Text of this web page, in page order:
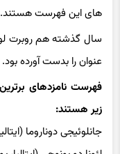
های این فهرست هستند.
سال گذشته هم روبرت
عنوان را بدست آورده بود.
زیر هستند:
جانلوئیجی دوناروما